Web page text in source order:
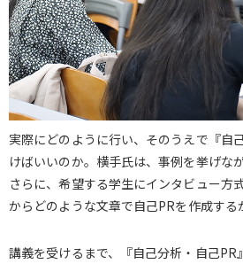
実際にどのように行い、そのうえで『自
けばいいのか。横手氏は、事例を挙げな
さらに、希望する学生にインタビュー方
からどのような文章で自己PRを作成する
講義を受けるまで、『自己分析・自己PR